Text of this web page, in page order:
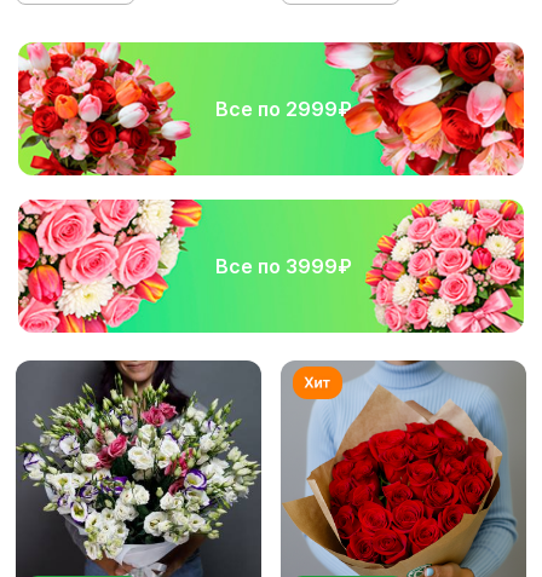
Все по 2999₽
Все по 3999₽